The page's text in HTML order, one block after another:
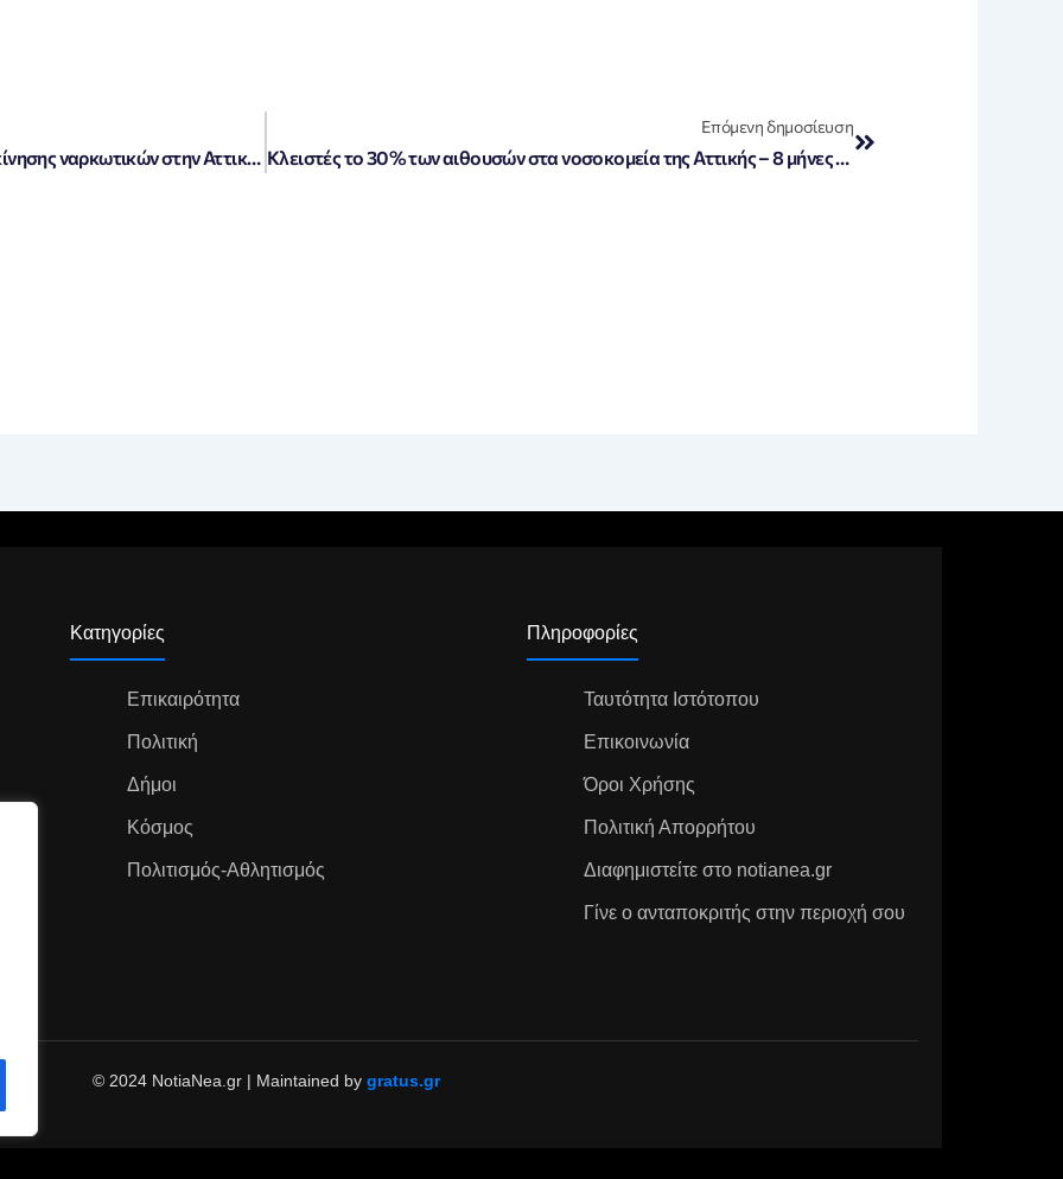
Βύρωνας: Σύλληψη μέλους ομάδας διακίνησης ναρκωτικών στην Αττική – Εξαρθρώθηκε το κύκλωμα – Κατασχέθηκαν πάνω από 29 κιλά κάνναβης
Επόμενη δημοσίευση
Κλειστές το 30% των αιθουσών στα νοσοκομεία της Αττικής – 8 μήνες έως ενάμιση χρόνο η αναμονή
Κατηγορίες
Επικαιρότητα
Πολιτική
Δήμοι
Κόσμος
Πολιτισμός-Αθλητισμός
Πληροφορίες
Ταυτότητα Ιστότοπου
Επικοινωνία
Όροι Χρήσης
Πολιτική Απορρήτου
Διαφημιστείτε στο notianea.gr
Γίνε ο ανταποκριτής στην περιοχή σου
© 2024 NotiaNea.gr | Maintained by gratus.gr